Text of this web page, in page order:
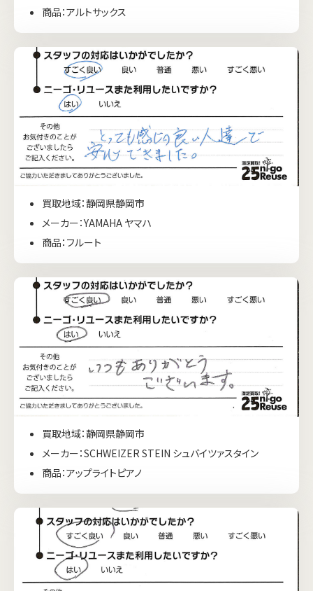
商品：アルトサックス
買取地域：静岡県静岡市
メーカー：YAMAHA ヤマハ
商品：フルート
買取地域：静岡県静岡市
メーカー：SCHWEIZER STEIN シュバイツァスタイン
商品：アップライトピアノ